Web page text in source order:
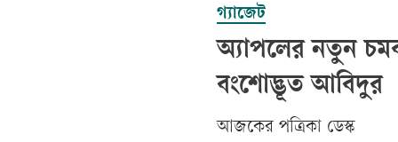
গ্যাজেট
অ্যাপলের নতুন
বংশোদ্ভূত আবিদুর
আজকের পত্রিকা ডেস্ক­